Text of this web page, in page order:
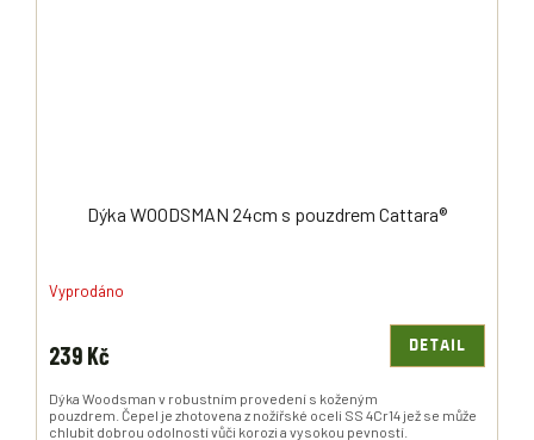
Dýka WOODSMAN 24cm s pouzdrem Cattara®
Vyprodáno
239 Kč DETAIL
Dýka Woodsman v robustním provedení s koženým
pouzdrem. Čepel je zhotovena z nožířské oceli SS 4Cr14 jež se může
chlubit dobrou odolností vůči korozi a vysokou pevností.